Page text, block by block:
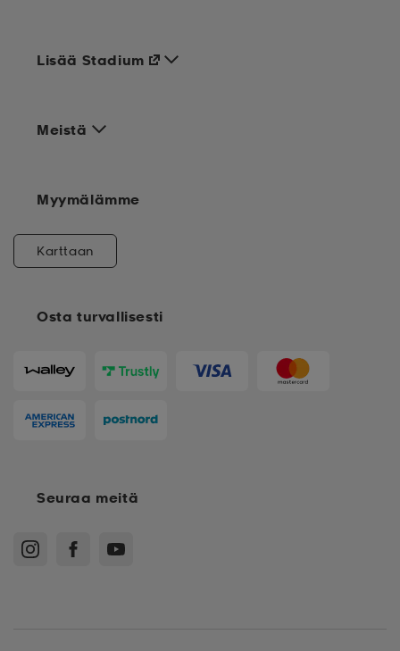
Meistä
Osta turvallisesti
Lisää Stadium
Myymälämme
Karttaan
Seuraa meitä